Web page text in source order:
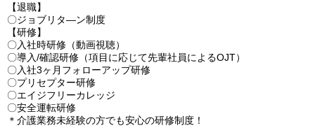
【退職】
〇ジョブリタ―ン制度
【研修】
〇入社時研修（動画視聴）
〇導入/確認研修（項目に応じて先輩社員によるOJT）
〇入社3ヶ月フォローアップ研修
〇プリセプター研修
〇エイジフリーカレッジ
〇安全運転研修
＊介護業務未経験の方でも安心の研修制度！